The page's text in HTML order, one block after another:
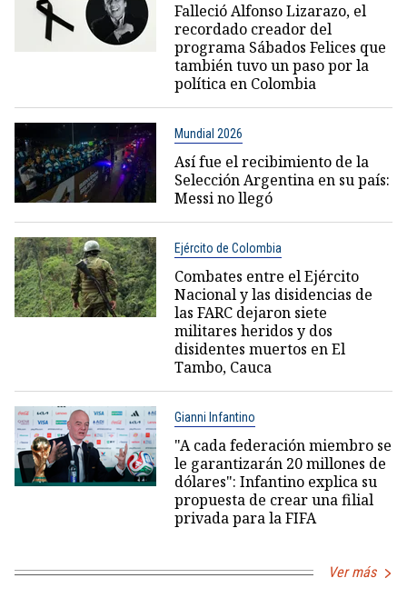
Falleció Alfonso Lizarazo, el
recordado creador del
programa Sábados Felices que
también tuvo un paso por la
política en Colombia
Mundial 2026
Así fue el recibimiento de la
Selección Argentina en su país:
Messi no llegó
Ejército de Colombia
Combates entre el Ejército
Nacional y las disidencias de
las FARC dejaron siete
militares heridos y dos
disidentes muertos en El
Tambo, Cauca
Gianni Infantino
"A cada federación miembro se
le garantizarán 20 millones de
dólares": Infantino explica su
propuesta de crear una filial
privada para la FIFA
Ver más